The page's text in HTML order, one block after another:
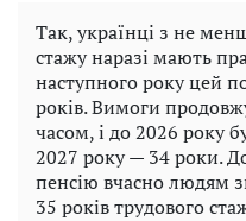
Так, українці з не
стажу наразі мають
наступного року цей
років. Вимоги
часом, і до 2026 року
2027 року — 34 роки.
пенсію вчасно людям
35 років трудового